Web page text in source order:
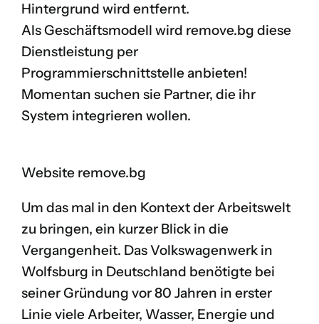
Hintergrund wird entfernt.
Als Geschäftsmodell wird remove.bg diese
Dienstleistung per
Programmierschnittstelle anbieten!
Momentan suchen sie Partner, die ihr
System integrieren wollen.
Website remove.bg
Um das mal in den Kontext der Arbeitswelt
zu bringen, ein kurzer Blick in die
Vergangenheit. Das Volkswagenwerk in
Wolfsburg in Deutschland benötigte bei
seiner Gründung vor 80 Jahren in erster
Linie viele Arbeiter, Wasser, Energie und